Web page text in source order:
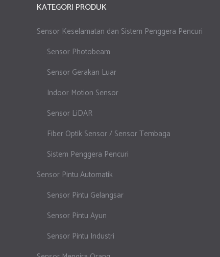
KATEGORI PRODUK
Sensor Keselamatan dan Sistem Penggera Pencuri
Sensor Photobeam
Sensor Gerakan Luar
Indoor Motion Sensor
Sensor LiDAR
Fiber Optik Sensor / Sensor Tembaga
Sistem Penggera Pencuri
Sensor Pintu Automatik
Sensor Pintu Gelangsar
Sensor Pintu Ayun
Sensor Pintu Industri